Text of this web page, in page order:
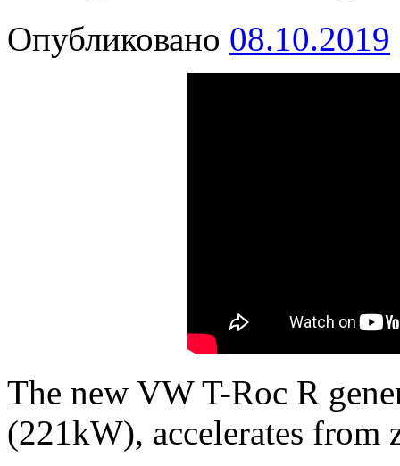
Опубликовано 08.10.2019
The new VW T-Roc R
(221kW), accelerates from